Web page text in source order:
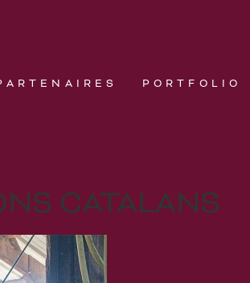
PORTFOLIO
CATALANS